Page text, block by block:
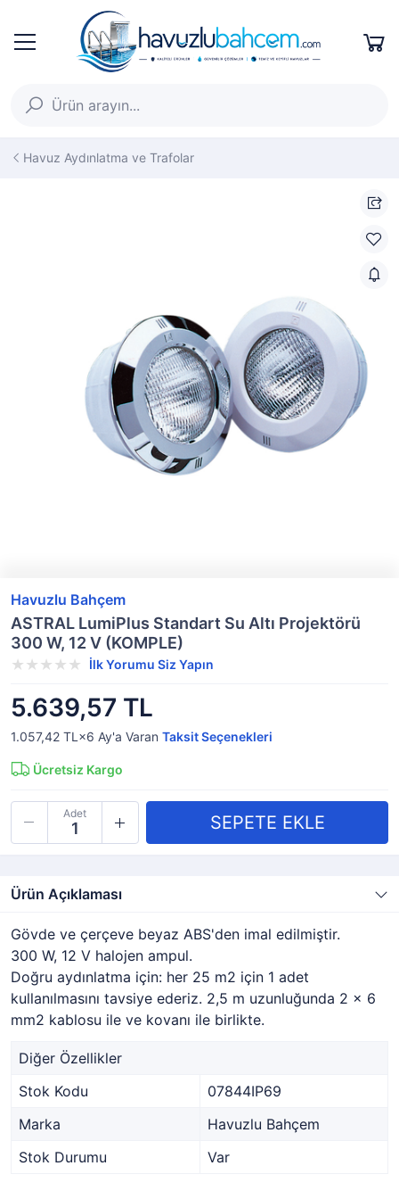
Havuz Aydınlatma ve Trafolar
Havuzlu Bahçem
ASTRAL LumiPlus Standart Su Altı Projektörü
300 W, 12 V (KOMPLE)
İlk Yorumu Siz Yapın
5.639,57 TL
1.057,42 TL×6 Ay'a Varan Taksit Seçenekleri
Ücretsiz Kargo
Adet
Ürün Açıklaması
Gövde ve çerçeve beyaz ABS'den imal edilmiştir.
300 W, 12 V halojen ampul.
Doğru aydınlatma için: her 25 m2 için 1 adet
kullanılmasını tavsiye ederiz. 2,5 m uzunluğunda 2 x 6
mm2 kablosu ile ve kovanı ile birlikte.
Diğer Özellikler
Stok Kodu
07844IP69
Marka
Havuzlu Bahçem
Stok Durumu
Var